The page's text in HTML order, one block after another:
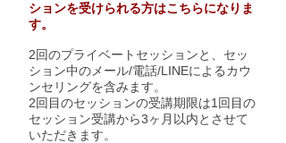
ションを受けられる方はこちらになりま
す。
2回のプライベートセッションと、セッ
ション中のメール/電話/LINEによるカウ
ンセリングを含みます。
2回目のセッションの受講期限は1回目の
セッション受講から3ヶ月以内とさせて
いただきます。